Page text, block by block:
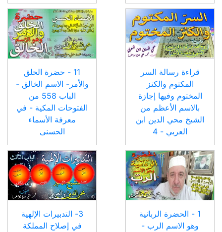
قراءة رسالة السر
المكتوم والكنز
المختوم وفيها إجازة
بالاسم الأعظم من
الشيخ محي الدين ابن
العربي - 4
11 - حضرة الخلق
والأمر- الاسم الخالق -
الباب 558 من
الفتوحات المكية - في
معرفة الأسماء
الحسنى
1 - الحضرة الربانية
وهو الاسم الرب -
3- التدبيرات الإلهية
في إصلاح المملكة